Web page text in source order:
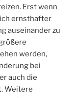
Erst wenn
ernsthafter
auseinander zu
werden,
bei
auch die
Weitere